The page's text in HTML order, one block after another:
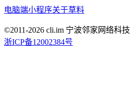
电脑端小程序关于草料
©2011-2026 cli.im 宁波邻家网络科
浙ICP备12002384号